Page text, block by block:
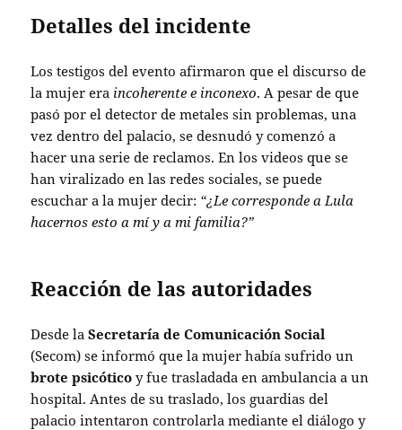
Detalles del incidente
Los testigos del evento afirmaron que el discurso de
la mujer era incoherente e inconexo. A pesar de que
pasó por el detector de metales sin problemas, una
vez dentro del palacio, se desnudó y comenzó a
hacer una serie de reclamos. En los videos que se
han viralizado en las redes sociales, se puede
escuchar a la mujer decir: “¿Le corresponde a Lula
hacernos esto a mí y a mi familia?”
Reacción de las autoridades
Desde laSecretaría de Comunicación Social
(Secom) se informó que la mujer había sufrido un
brote psicótico y fue trasladada en ambulancia a un
hospital. Antes de su traslado, los guardias del
palacio intentaron controlarla mediante el diálogo y